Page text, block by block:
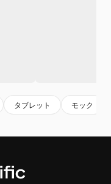
タブレット モック